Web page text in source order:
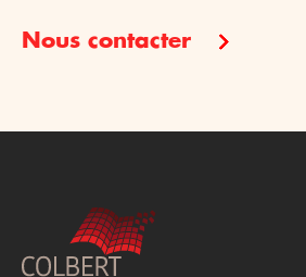
Nous contacter